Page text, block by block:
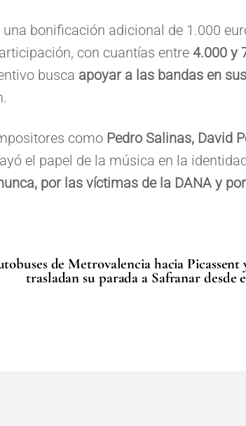
una bonificación adicional de 1.000
con cuantías entre 4.000 y
busca apoyar a las bandas en
como Pedro Salinas, David
el papel de la música en la
por las víctimas de la DANA y
de Metrovalencia hacia
trasladan su parada a Safranar desde